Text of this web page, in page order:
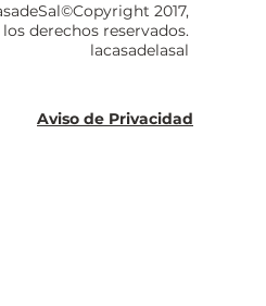
2017,
derechos reservados.
lacasadelasal
Aviso de Privacidad